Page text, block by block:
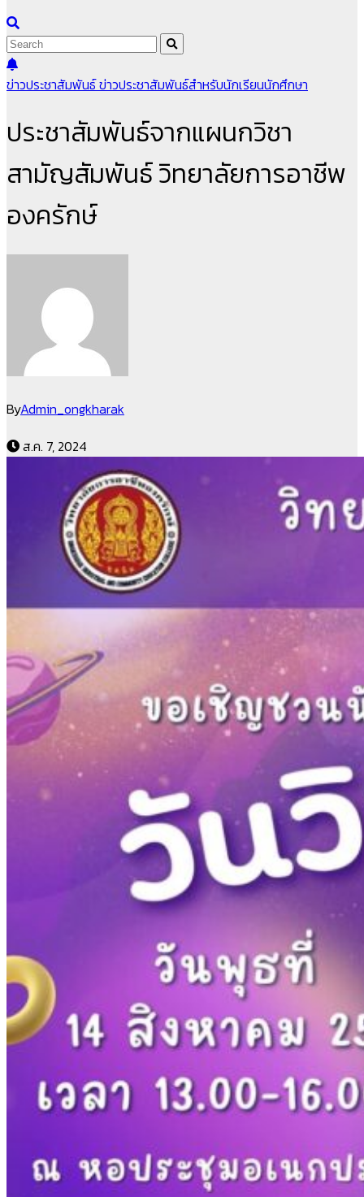
ข่าวประชาสัมพันธ์ข่าวประชาสัมพันธ์สำหรับนักเรียนนักศึกษา
ประชาสัมพันธ์จากแผนกวิชา
สามัญสัมพันธ์ วิทยาลัยการอาชีพ
องครักษ์
ByAdmin_ongkharak
ส.ค. 7, 2024